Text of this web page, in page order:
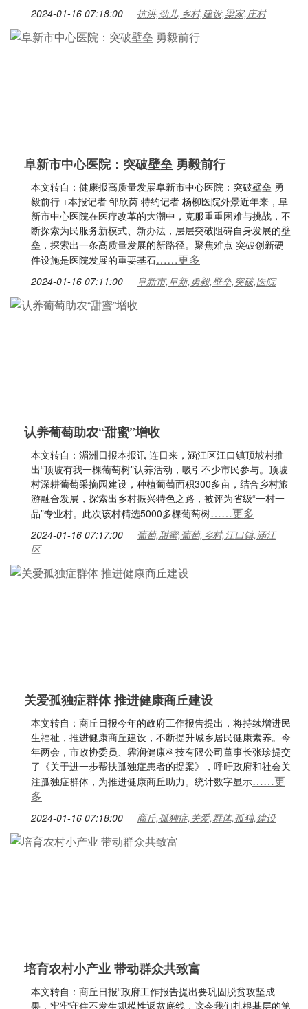
2024-01-16 07:18:00 抗洪,劲儿,乡村,建设,梁家,庄村
阜新市中心医院：突破壁垒 勇毅前行
本文转自：健康报高质量发展阜新市中心医院：突破壁垒 勇
毅前行□ 本报记者 邹欣芮 特约记者 杨柳医院外景近年来，阜
新市中心医院在医疗改革的大潮中，克服重重困难与挑战，不
断探索为民服务新模式、新办法，层层突破阻碍自身发展的壁
垒，探索出一条高质量发展的新路径。聚焦难点 突破创新硬
件设施是医院发展的重要基石……更多
2024-01-16 07:11:00 阜新市,阜新,勇毅,壁垒,突破,医院
认养葡萄助农“甜蜜”增收
本文转自：湄洲日报本报讯 连日来，涵江区江口镇顶坡村推
出“顶坡有我一棵葡萄树”认养活动，吸引不少市民参与。顶坡
村深耕葡萄采摘园建设，种植葡萄面积300多亩，结合乡村旅
游融合发展，探索出乡村振兴特色之路，被评为省级“一村一
品”专业村。此次该村精选5000多棵葡萄树……更多
2024-01-16 07:17:00
葡萄,甜蜜,葡萄,乡村,江口镇,涵江
区
关爱孤独症群体 推进健康商丘建设
本文转自：商丘日报今年的政府工作报告提出，将持续增进民
生福祉，推进健康商丘建设，不断提升城乡居民健康素养。今
年两会，市政协委员、霁润健康科技有限公司董事长张珍提交
了《关于进一步帮扶孤独症患者的提案》，呼吁政府和社会关
注孤独症群体，为推进健康商丘助力。统计数字显示……更
多
2024-01-16 07:18:00 商丘,孤独症,关爱,群体,孤独,建设
培育农村小产业 带动群众共致富
本文转自：商丘日报“政府工作报告提出要巩固脱贫攻坚成
果，牢牢守住不发生规模性返贫底线，这令我们扎根基层的第